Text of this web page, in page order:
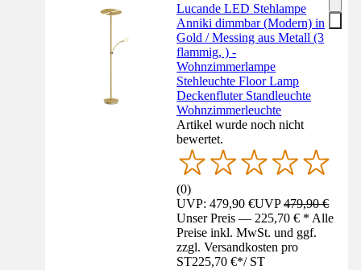
Lucande LED Stehlampe
Anniki dimmbar (Modern) in
Gold / Messing aus Metall (3
flammig, ) -
Wohnzimmerlampe
Stehleuchte Floor Lamp
Deckenfluter Standleuchte
Wohnzimmerleuchte
Artikel wurde noch nicht
bewertet.
(0)
UVP: 479,90 €UVP479,90 €
Unser Preis — 225,70 € * Alle
Preise inkl. MwSt. und ggf.
zzgl. Versandkosten pro
ST225,70 €*/ ST